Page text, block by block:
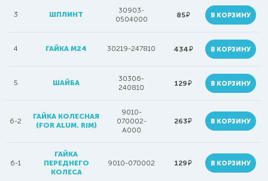
3 ШПЛИНТ
30903-
0504000
85руб. В КОРЗИНУ
4 ГАЙКА М24 30219-247810 434руб. В КОРЗИНУ
5 ШАЙБА
30306-
240810
129руб. В КОРЗИНУ
6-2
ГАЙКА КОЛЕСНАЯ
(FOR ALUM. RIM)
9010-
070002-
A000
263руб. В КОРЗИНУ
6-1
ГАЙКА
ПЕРЕДНЕГО
КОЛЕСА
9010-070002 129руб. В КОРЗИНУ